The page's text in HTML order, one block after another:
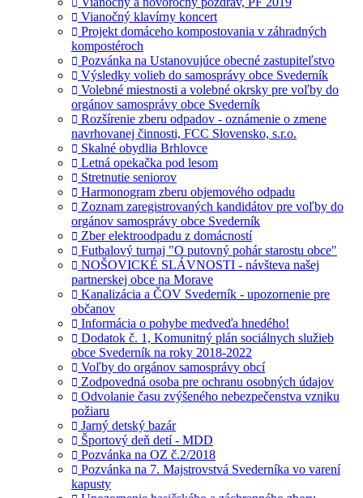
Vianočný klavírny koncert
Projekt domáceho kompostovania v záhradných
kompostéroch
Pozvánka na Ustanovujúce obecné zastupiteľstvo
Výsledky volieb do samosprávy obce Svederník
Volebné miestnosti a volebné okrsky pre voľby do
orgánov samosprávy obce Svederník
Rozšírenie zberu odpadov - oznámenie o zmene
navrhovanej činnosti, FCC Slovensko, s.r.o.
Skalné obydlia Brhlovce
Letná opekačka pod lesom
Stretnutie seniorov
Harmonogram zberu objemového odpadu
Zoznam zaregistrovaných kandidátov pre voľby do
orgánov samosprávy obce Svederník
Zber elektroodpadu z domácností
Futbalový turnaj "O putovný pohár starostu obce"
NOŠOVICKÉ SLÁVNOSTI - návšteva našej
partnerskej obce na Morave
Kanalizácia a ČOV Svederník - upozornenie pre
občanov
Informácia o pohybe medveďa hnedého!
Dodatok č. 1, Komunitný plán sociálnych služieb
obce Svederník na roky 2018-2022
Voľby do orgánov samosprávy obcí
Zodpovedná osoba pre ochranu osobných údajov
Odvolanie času zvýšeného nebezpečenstva vzniku
požiaru
Jarný detský bazár
Športový deň detí - MDD
Pozvánka na OZ č.2/2018
Pozvánka na 7. Majstrovstvá Svederníka vo varení
kapusty